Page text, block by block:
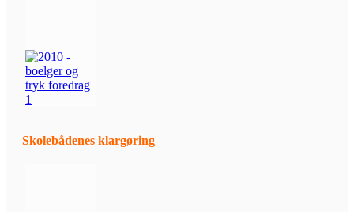
Skolebådenes klargøring